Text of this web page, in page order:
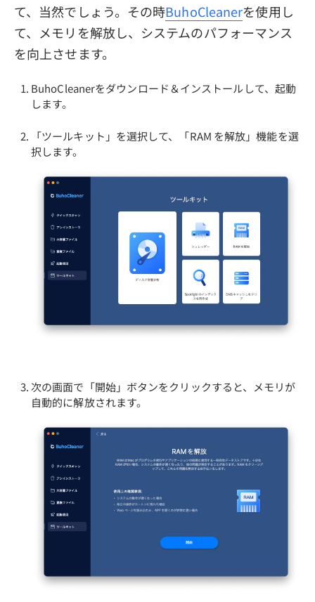
て、当然でしょう。その時BuhoCleanerを使用し
て、メモリを解放し、システムのパフォーマンス
を向上させます。
BuhoCleanerをダウンロード＆インストールして、起動
します。
「ツールキット」を選択して、「RAM を解放」機能を選
択します。
次の画面で「開始」ボタンをクリックすると、メモリが
自動的に解放されます。